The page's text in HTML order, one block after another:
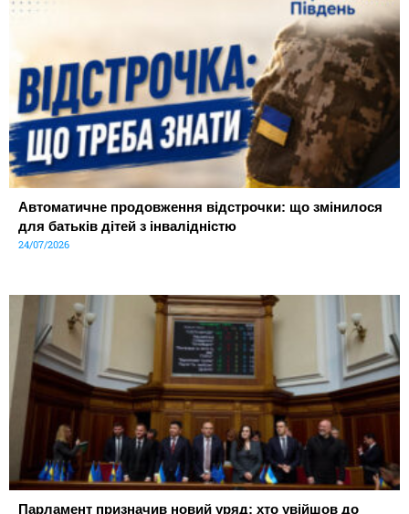
Автоматичне продовження відстрочки: що змінилося
для батьків дітей з інвалідністю
24/07/2026
Парламент призначив новий уряд: хто увійшов до